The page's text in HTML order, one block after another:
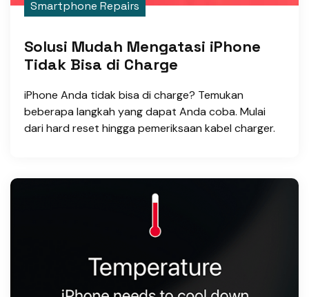
Smartphone Repairs
Solusi Mudah Mengatasi iPhone
Tidak Bisa di Charge
iPhone Anda tidak bisa di charge? Temukan
beberapa langkah yang dapat Anda coba. Mulai
dari hard reset hingga pemeriksaan kabel charger.